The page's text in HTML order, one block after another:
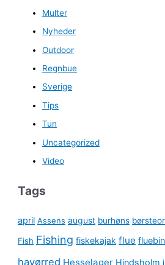
Multer
Nyheder
Outdoor
Regnbue
Sverige
Tips
Tun
Uncategorized
Video
Tags
april Assens august burhøns
Fish Fishing fiskekajak flue
havørred Hesselager Hindsholm